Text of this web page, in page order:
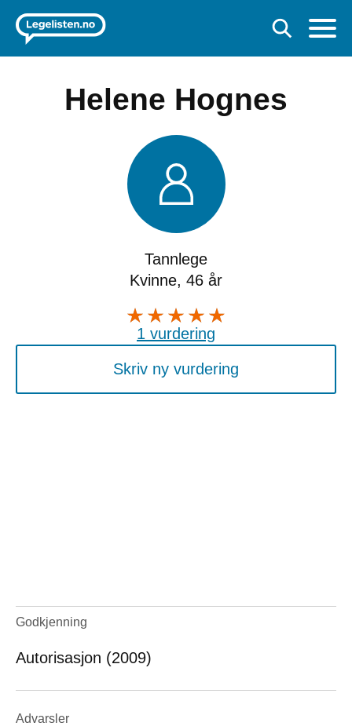
Helene Hognes
Tannlege
Kvinne, 46 år
1 vurdering
Skriv ny vurdering
Godkjenning
Autorisasjon (2009)
Advarsler